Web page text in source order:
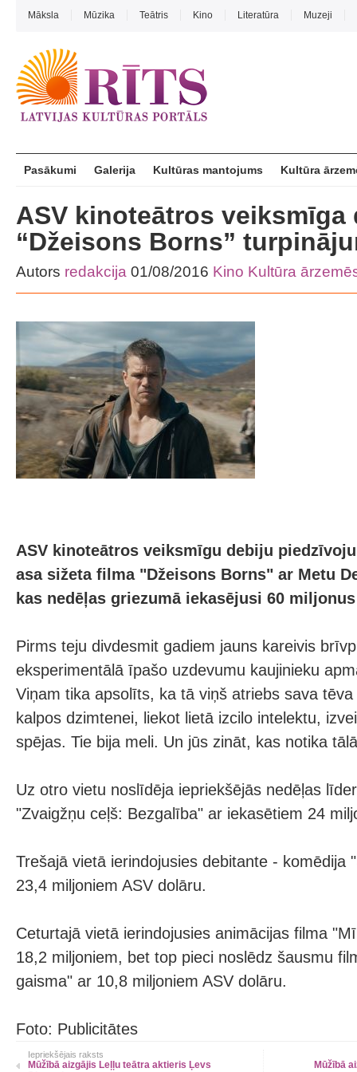
Māksla Mūzika Teātris Kino Literatūra Muzeji
Pasākumi Galerija Kultūras mantojums Kultūra
ASV kinoteātros veiksmīga
“Džeisons Borns”
Autors redakcija 01/08/2016 Kino Kultūra
ASV kinoteātros veiksmīgu debiju
asa sižeta filma "Džeisons Borns" ar Metu
kas nedēļas griezumā iekasējusi 60
Pirms teju divdesmit gadiem jauns kareivis
eksperimentālā īpašo uzdevumu kaujinieku
Viņam tika apsolīts, ka tā viņš atriebs sava
kalpos dzimtenei, liekot lietā izcilo intelektu,
spējas. Tie bija meli. Un jūs zināt, kas notika
Uz otro vietu noslīdēja iepriekšējās nedēļas
"Zvaigžņu ceļš: Bezgalība" ar iekasētiem 24
Trešajā vietā ierindojusies debitante - komēdija
23,4 miljoniem ASV dolāru.
Ceturtajā vietā ierindojusies animācijas filma
18,2 miljoniem, bet top pieci noslēdz šausmu
gaisma" ar 10,8 miljoniem ASV dolāru.
Foto: Publicitātes
Iepriekšējais raksts
Mūžībā aizgājis Leļļu teātra aktieris Ļevs
Mūžībā